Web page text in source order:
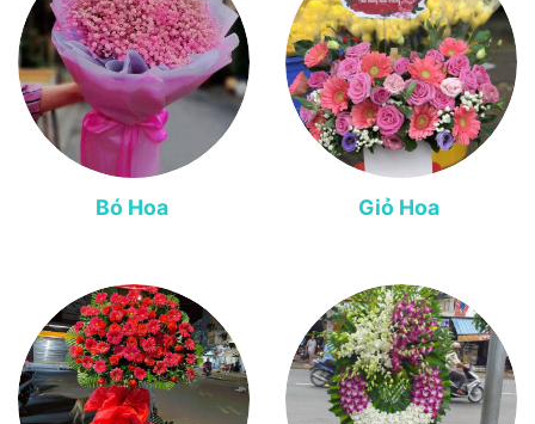
Bó Hoa Giỏ Hoa